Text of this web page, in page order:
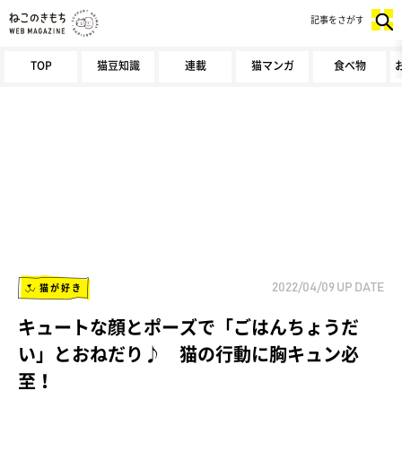
TOP 猫豆知識 連載 猫マンガ 食べ物
記事をさがす
猫が好き 2022/04/09 UP DATE
キュートな顔とポーズで「ごはんちょうだ
い」とおねだり♪ 猫の行動に胸キュン必
至！